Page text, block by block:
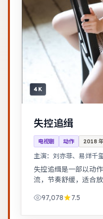
4K
失控追缉
电视剧 动作 2018 年
主演： 刘亦菲、易烊千
失控追缉是一部以动
流，节奏舒缓，适合
97,078
7.5